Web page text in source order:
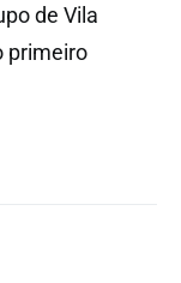
de Vila
primeiro